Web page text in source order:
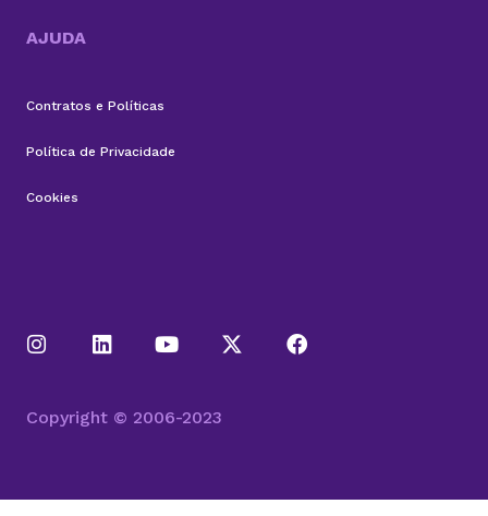
AJUDA
Contratos e Políticas
Política de Privacidade
Cookies
Copyright © 2006-2023